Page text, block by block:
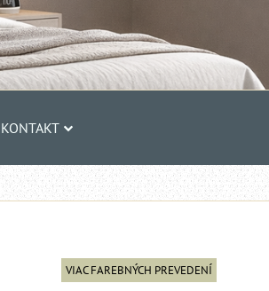
KONTAKT
VIAC FAREBNÝCH PREVEDENÍ